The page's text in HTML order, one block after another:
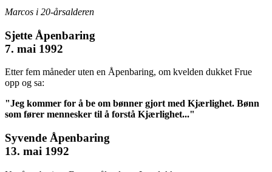
Marcos i 20-årsalderen
Sjette Åpenbaring
7. mai 1992
Etter fem måneder uten en Åpenbaring, om kvelden dukket Frue
opp og sa:
"Jeg kommer for å be om bønner gjort med Kjærlighet. Bønn
som fører mennesker til å forstå Kjærlighet..."
Syvende Åpenbaring
13. mai 1992